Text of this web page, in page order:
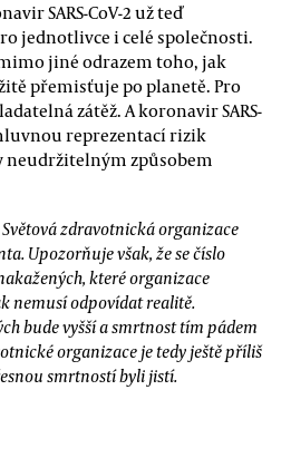
SARS-CoV-2 už teď
jednotlivce i celé společnosti.
jiné odrazem toho, jak
přemisťuje po planetě. Pro
zátěž. A koronavir SARS-
reprezentací rizik
neudržitelným způsobem
zdravotnická organizace
Upozorňuje však, že se číslo
které organizace
nemusí odpovídat realitě.
bude vyšší a smrtnost tím pádem
organizace je tedy ještě příliš
smrtností byli jistí.